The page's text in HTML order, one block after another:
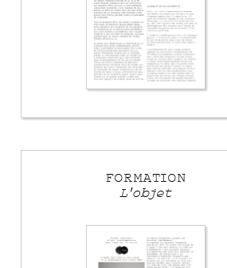
FORMATION
L'objet